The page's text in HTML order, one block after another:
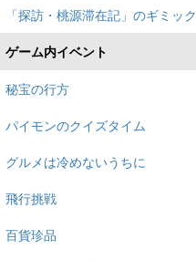
「探訪・桃源滞在記」のギミック
ゲーム内イベント
秘宝の行方
パイモンのクイズタイム
グルメは冷めないうちに
飛行挑戦
百貨珍品